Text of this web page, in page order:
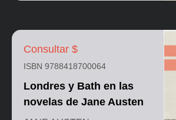
Consultar $
ISBN 9788418700064
Londres y Bath en las
novelas de Jane Austen